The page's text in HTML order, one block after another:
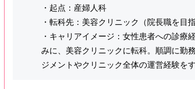
・起点：産婦人科
・転科先：美容クリニック（院長職を目指
・キャリアイメージ：女性患者への診療
みに、美容クリニックに転科。順調に勤
ジメントやクリニック全体の運営経験を